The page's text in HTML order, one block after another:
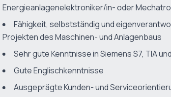
Energieanlagenelektroniker/in- oder
Fähigkeit, selbstständig und
Projekten des Maschinen- und Anlagenbaus
Sehr gute Kenntnisse in Siemens S7, TIA
Gute Englischkenntnisse
Ausgeprägte Kunden- und